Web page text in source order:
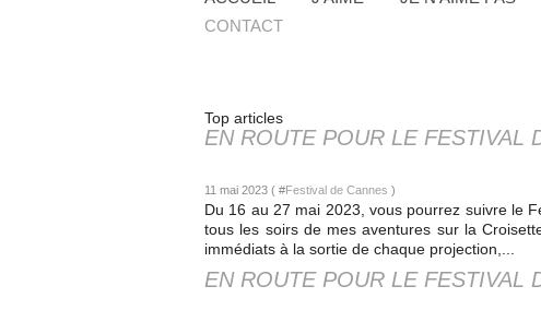
CONTACT
Top articles
EN ROUTE POUR LE FESTIVAL
11 mai 2023 ( #Festival de Cannes )
Du 16 au 27 mai 2023, vous pourrez suivre le
tous les soirs de mes aventures sur la
immédiats à la sortie de chaque projection,...
EN ROUTE POUR LE FESTIVAL